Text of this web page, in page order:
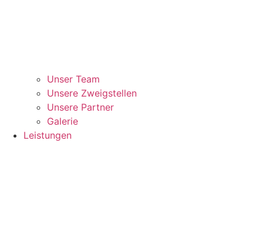
Unser Team
Unsere Zweigstellen
Unsere Partner
Galerie
Leistungen